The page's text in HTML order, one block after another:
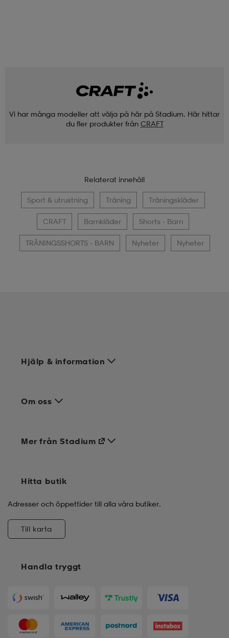
Vi har många modeller att välja på här på Stadium. Här hittar
du fler produkter från CRAFT
Relaterat innehåll
Sport & utrustning Träning Träningskläder
CRAFT Barnkläder Shorts - Barn
TRÄNINGSSHORTS - BARN Nyheter Nyheter
Hjälp & information
Om oss
Handla tryggt
Mer från Stadium
Hitta butik
Adresser och öppettider till alla våra butiker.
Till karta